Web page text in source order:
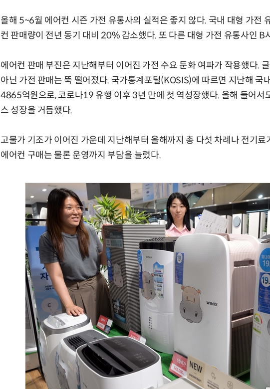
올해 5~6월 에어컨 시즌 가전 유통사의 실적은 좋지 않다. 국내 대형 가전
컨 판매량이 전년 동기 대비 20% 감소했다. 또 다른 대형 가전 유통사인 B
에어컨 판매 부진은 지난해부터 이어진 가전 수요 둔화 여파가 작용했다.
아닌 가전 판매는 뚝 떨어졌다. 국가통계포털(KOSIS)에 따르면 지난해 국
4865억원으로, 코로나19 유행 이후 3년 만에 첫 역성장했다. 올해 들어서
스 성장을 거듭했다.
고물가 기조가 이어진 가운데 지난해부터 올해까지 총 다섯 차례나 전기
에어컨 구매는 물론 운영까지 부담을 늘렸다.